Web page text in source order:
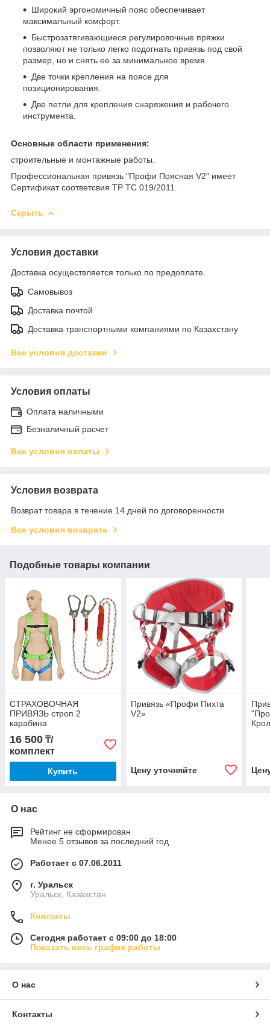
Широкий эргономичный пояс обеспечивает
максимальный комфорт.
Быстрозатягивающиеся регулировочные пряжки
позволяют не только легко подогнать привязь под свой
размер, но и снять ее за минимальное время.
Две точки крепления на поясе для
позиционирования.
Две петли для крепления снаряжения и рабочего
инструмента.
Основные области применения:
строительные и монтажные работы.
Профессиональная привязь "Профи Поясная V2" имеет
Сертификат соответсвия ТР ТС 019/2011.
Скрыть
Условия доставки
Доставка осуществляется только по предоплате.
Самовывоз
Доставка почтой
Доставка транспортными компаниями по Казахстану
Все условия доставки
Условия оплаты
Оплата наличными
Безналичный расчет
Все условия оплаты
Условия возврата
Возврат товара в течение 14 дней по договоренности
Все условия возврата
Подобные товары компании
СТРАХОВОЧНАЯ
ПРИВЯЗЬ строп 2
карабина
16 500 ₸/
комплект
Купить
Привязь «Профи Пихта
V2»
Цену уточняйте
О нас
Рейтинг не сформирован
Менее 5 отзывов за последний год
Работает с 07.06.2011
г. Уральск
Уральск, Казахстан
Контакты
Сегодня работает с 09:00 до 18:00
Показать весь график работы
О нас
Контакты